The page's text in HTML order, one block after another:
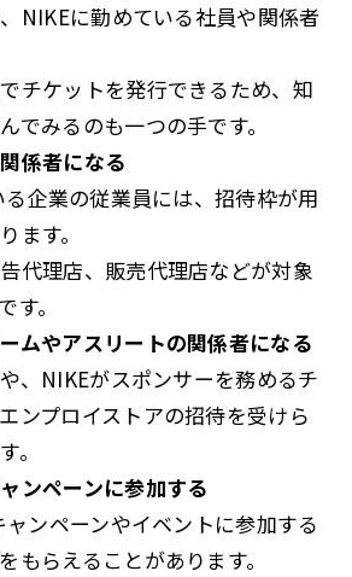
NIKEに勤めている社員や関係者
チケットを発行できるため、知
でみるのも一つの手です。
係者になる
企業の従業員には、招待枠が用
ます。
代理店、販売代理店などが対象
す。
ムやアスリートの関係者になる
、NIKEがスポンサーを務めるチ
ンプロイストアの招待を受けら
。
ンペーンに参加する
ンペーンやイベントに参加する
もらえることがあります。